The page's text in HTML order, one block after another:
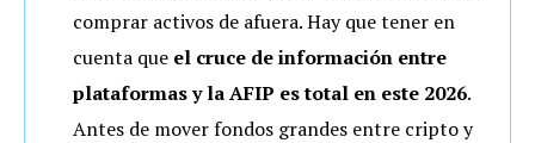
comprar activos de afuera. Hay que tener en
cuenta que el cruce de información entre
plataformas y la AFIP es total en este 2026.
Antes de mover fondos grandes entre cripto y